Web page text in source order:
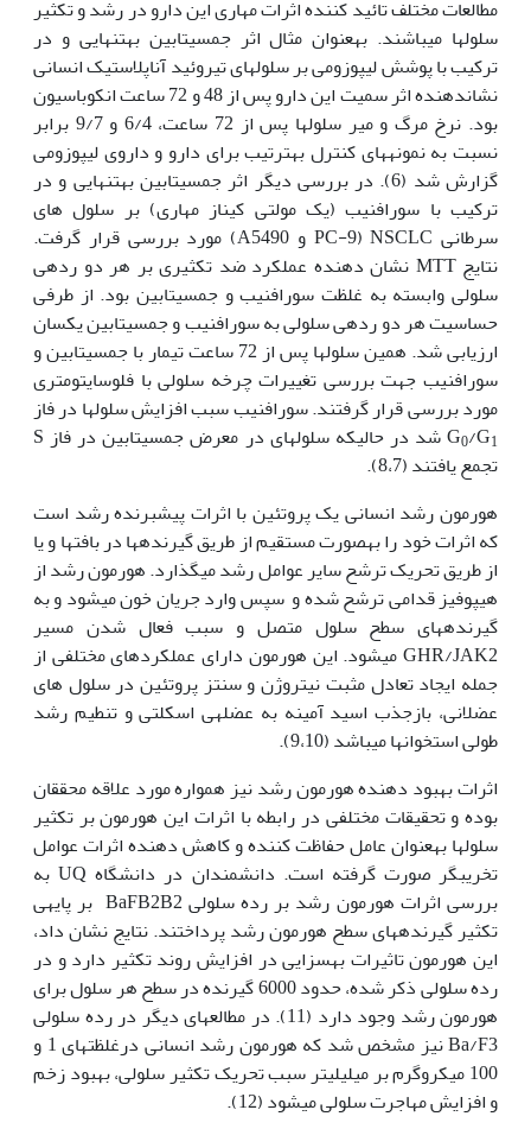
مطالعات مختلف تائید کننده اثرات مهاری این دارو در رشد و تکثیر
سلول‫ها می‏باشند. به‏عنوان مثال اثر جمسیتابین به‏تنهایی و در
ترکیب با پوشش لیپوزومی بر سلول‫های تیروئید آناپلاستیک انسانی
نشان‏دهنده اثر سمیت این دارو پس از 48 و 72 ساعت انکوباسیون
بود. نرخ مرگ و میر سلول‫ها پس از 72 ساعت، 6/4 و 9/7 برابر
نسبت به نمونه‫های کنترل به‏ترتیب برای دارو و داروی لیپوزومی
گزارش شد (6). در بررسی دیگر اثر جمسیتابین به‏تنهایی و در
ترکیب با سورافنیب (یک مولتی کیناز مهاری) بر سلول های
سرطانی NSCLC (PC-9 و A5490) مورد بررسی قرار گرفت.
نتایج MTT نشان دهنده عملکرد ضد تکثیری بر هر دو رده‏ی
سلولی وابسته به غلظت سورافنیب و جمسیتابین بود. از طرفی
حساسیت هر دو رده‫ی سلولی به سورافنیب و جمسیتابین یکسان
ارزیابی شد. همین سلول‫ها پس از 72 ساعت تیمار با جمسیتابین و
سورافنیب جهت بررسی تغییرات چرخه سلولی با فلوسایتومتری
مورد بررسی قرار گرفتند. سورافنیب سبب افزایش سلول‫ها در فاز
G0/G1
شد در حالی‏که سلول‏های در معرض جمسیتابین در فاز S
تجمع یافتند (8،7).
هورمون رشد انسانی یک پروتئین با اثرات پیشبرنده رشد است
که اثرات خود را به‏صورت مستقیم از طریق گیرنده‏ها در بافت‏ها و یا
از طریق تحریک ترشح سایر عوامل رشد می‏گذارد. هورمون رشد از
هیپوفیز قدامی ترشح شده و سپس وارد جریان خون می‫شود و به
گیرنده‫های سطح سلول متصل و سبب فعال شدن مسیر
GHR/JAK2 می‫شود. این هورمون دارای عملکردهای مختلفی از
جمله ایجاد تعادل مثبت نیتروژن و سنتز پروتئین در سلول های
عضلانی، بازجذب اسید آمینه به عضله‏ی اسکلتی و تنطیم رشد
طولی استخوان‏ها می‏باشد (9،10).
اثرات بهبود دهنده هورمون رشد نیز همواره مورد علاقه محققان
بوده و تحقیقات مختلفی در رابطه با اثرات این هورمون بر تکثیر
سلول‫ها به‫عنوان عامل حفاظت کننده و کاهش دهنده اثرات عوامل
تخریب‏گر صورت گرفته است. دانشمندان در دانشگاه UQ به
‏بررسی اثرات هورمون رشد بر رده سلولی BaFB2B2 بر پایه‏ی
تکثیر گیرنده‏های سطح هورمون رشد پرداختند. نتایج نشان داد،
این هورمون تاثیرات به‏سزایی در افزایش روند تکثیر دارد و در
رده سلولی ذکر شده، حدود 6000 گیرنده در سطح هر سلول برای
هورمون رشد وجود دارد (11). در مطالعه‏ای دیگر در رده سلولی
Ba/F3 نیز مشخص شد که هورمون رشد انسانی درغلظت‏های 1 و
100 میکروگرم بر میلی‫لیتر سبب تحریک تکثیر سلولی، بهبود زخم
و افزایش مهاجرت سلولی می‫شود (12).